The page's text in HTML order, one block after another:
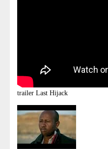
trailer Last Hijack